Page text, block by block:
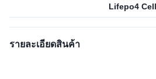
Lifepo4
รายละเอียดสินค้า